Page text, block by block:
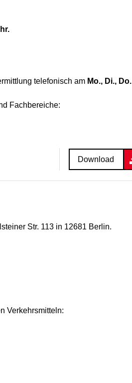
telefonisch am Mo., Di., Do.
Fachbereiche:
Download
Str. 113 in 12681 Berlin.
Verkehrsmitteln: